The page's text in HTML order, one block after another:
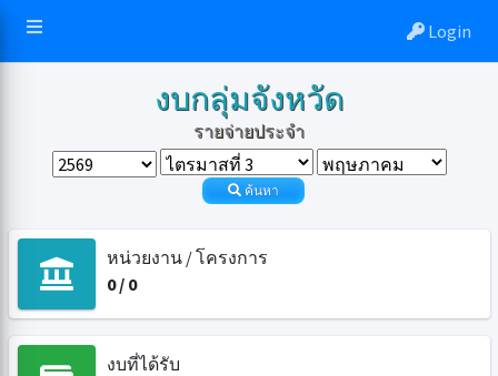
Login
งบกลุ่มจังหวัด
รายจ่ายประจำ
ค้นหา
หน่วยงาน / โครงการ
0/ 0
งบที่ได้รับ